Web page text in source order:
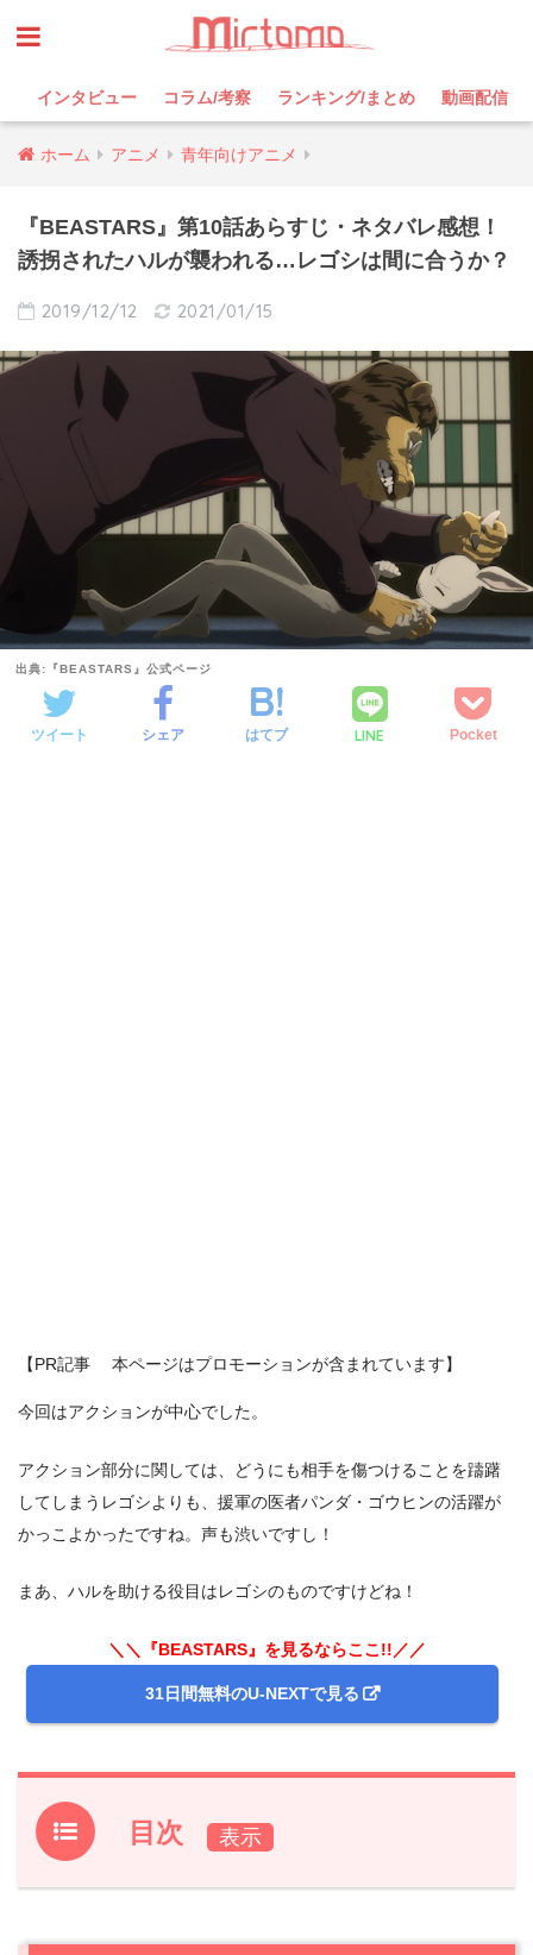
インタビュー コラム/考察 ランキング/まとめ 動画配信
ホーム アニメ 青年向けアニメ
『BEASTARS』第10話あらすじ・ネタバレ感想！
誘拐されたハルが襲われる…レゴシは間に合うか？
2019/12/12 2021/01/15
出典:『BEASTARS』公式ページ
ツイート シェア はてブ LINE Pocket
【PR記事 本ページはプロモーションが含まれています】
今回はアクションが中心でした。
アクション部分に関しては、どうにも相手を傷つけることを躊躇
してしまうレゴシよりも、援軍の医者パンダ・ゴウヒンの活躍が
かっこよかったですね。声も渋いですし！
まあ、ハルを助ける役目はレゴシのものですけどね！
＼＼『BEASTARS』を見るならここ!!／／
31日間無料のU-NEXTで見る
目次
1.『BEASTARS』前回第9話のあらすじと振り返り